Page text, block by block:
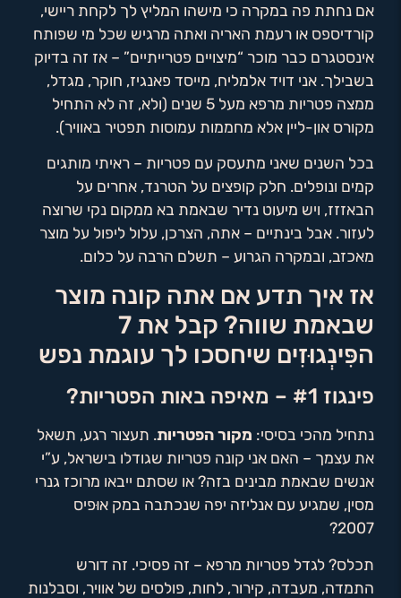
אם נחתת פה במקרה כי מישהו המליץ לך לקחת ריישי,
קורדיספס או רעמת האריה ואתה מרגיש שכל מי שפותח
אינסטגרם כבר מוכר “מיצויים פטרייתיים” – אז זה בדיוק
בשבילך. אני דויד אלמליח, מייסד פאנגיז, חוקר, מגדל,
ממצה פטריות מרפא מעל 5 שנים (ולא, זה לא התחיל
מקורס און-ליין אלא מחממות עמוסות תפטיר באוויר).
בכל השנים שאני מתעסק עם פטריות – ראיתי מותגים
קמים ונופלים. חלק קופצים על הטרנד, אחרים על
הבאזזז, ויש מיעוט נדיר שבאמת בא ממקום נקי שרוצה
לעזור. אבל בינתיים – אתה, הצרכן, עלול ליפול על מוצר
מאכזב, ובמקרה הגרוע – תשלם הרבה על כלום.
אז איך תדע אם אתה קונה מוצר
שבאמת שווה? קבל את 7
הפִּינְגוּזִים שיחסכו לך עוגמת נפש
פינגוז #1 – מאיפה באות הפטריות?
נתחיל מהכי בסיסי: מקור הפטריות. תעצור רגע, תשאל
את עצמך – האם אני קונה פטריות שגודלו בישראל, ע”י
אנשים שבאמת מבינים בזה? או שסתם ייבאו מרוכז גנרי
מסין, שמגיע עם אנליזה יפה שנכתבה במק אוּפיס
2007?
תכלס? לגדל פטריות מרפא – זה פסיכי. זה דורש
התמדה, מעבדה, קירור, לחות, פולסים של אוויר, וסבלנות